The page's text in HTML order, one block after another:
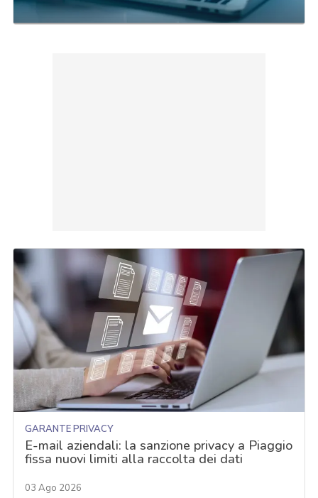
GARANTE PRIVACY
E-mail aziendali: la sanzione privacy a Piaggio
fissa nuovi limiti alla raccolta dei dati
03 Ago 2026